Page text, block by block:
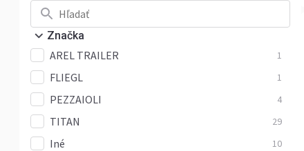
Značka
AREL TRAILER 1
FLIEGL 1
PEZZAIOLI 4
TITAN 29
Iné 10